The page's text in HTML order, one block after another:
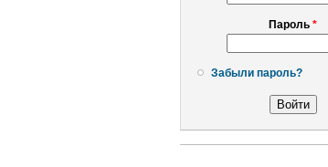
Пароль *
Забыли пароль?